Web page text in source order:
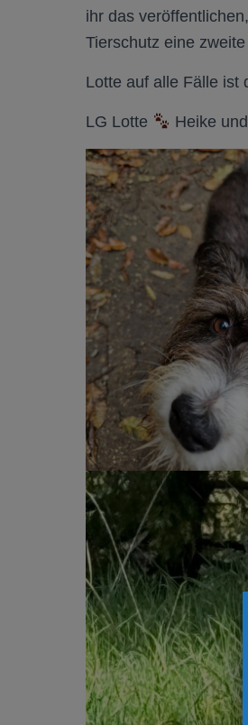
ihr das
Tierschutz eine
Lotte auf alle Fälle ist
LG Lotte Heike